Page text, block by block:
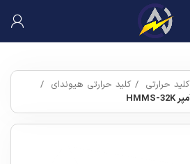
کلید حرارتی
کلید حرارتی هیوندای